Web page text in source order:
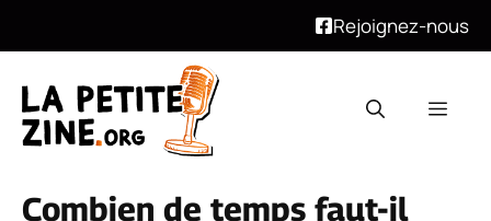
Rejoignez-nous
contenu
Combien de temps faut-il